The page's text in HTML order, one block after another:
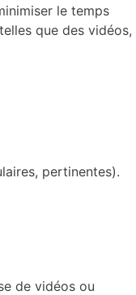
le temps
que des vidéos,
pertinentes).
de vidéos ou